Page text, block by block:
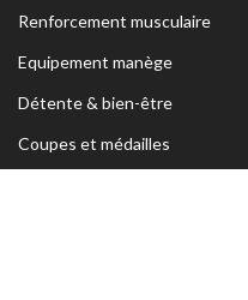
Renforcement musculaire
Equipement manège
Détente & bien-être
Coupes et médailles